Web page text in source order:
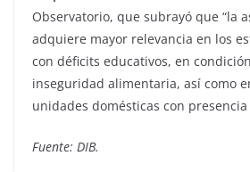
Observatorio, que subrayó que “la
adquiere mayor relevancia en los
con déficits educativos, en
inseguridad alimentaria, así como
unidades domésticas con
Fuente: DIB.